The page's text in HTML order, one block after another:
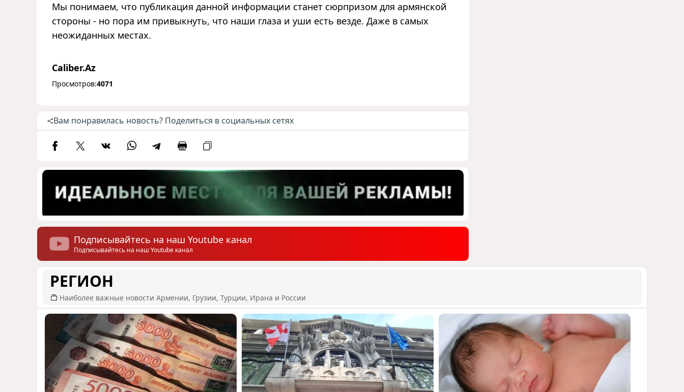
Мы понимаем, что публикация данной информации станет сюрпризом для армянской
стороны - но пора им привыкнуть, что наши глаза и уши есть везде. Даже в самых
неожиданных местах.
Caliber.Az
Просмотров:4071
Вам понравилась новость? Поделиться в социальных сетях
Подписывайтесь на наш Youtube канал
Подписывайтесь на наш Youtube канал
РЕГИОН
Наиболее важные новости Армении, Грузии, Турции, Ирана и России